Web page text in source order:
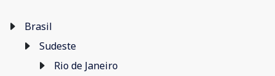
Brasil
Sudeste
Rio de Janeiro